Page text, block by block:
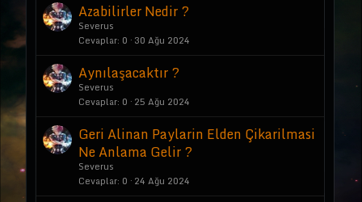
Azabilirler Nedir ?
Severus
Cevaplar 0 30 Ağu 2024
Aynılaşacaktır ?
Severus
Cevaplar 0 25 Ağu 2024
Geri Alinan Paylarin Elden Çikarilmasi
Ne Anlama Gelir ?
Severus
Cevaplar 0 24 Ağu 2024